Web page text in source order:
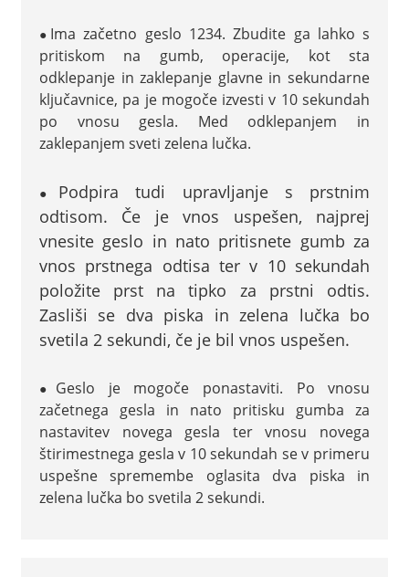
● Ima začetno geslo 1234. Zbudite ga lahko s
pritiskom na gumb, operacije, kot sta
odklepanje in zaklepanje glavne in sekundarne
ključavnice, pa je mogoče izvesti v 10 sekundah
po vnosu gesla. Med odklepanjem in
zaklepanjem sveti zelena lučka.
● Podpira tudi upravljanje s prstnim
odtisom. Če je vnos uspešen, najprej
vnesite geslo in nato pritisnete gumb za
vnos prstnega odtisa ter v 10 sekundah
položite prst na tipko za prstni odtis.
Zasliši se dva piska in zelena lučka bo
svetila 2 sekundi, če je bil vnos uspešen.
● Geslo je mogoče ponastaviti. Po vnosu
začetnega gesla in nato pritisku gumba za
nastavitev novega gesla ter vnosu novega
štirimestnega gesla v 10 sekundah se v primeru
uspešne spremembe oglasita dva piska in
zelena lučka bo svetila 2 sekundi.